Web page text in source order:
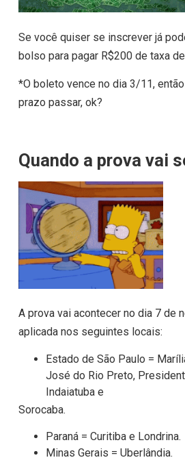
Se você quiser se inscrever já
bolso para pagar R$200 de taxa
*O boleto vence no dia 3/11,
prazo passar, ok?
Quando a prova vai
A prova vai acontecer no dia 7 de
aplicada nos seguintes locais:
Estado de São Paulo =
José do Rio Preto,
Indaiatuba e
Sorocaba.
Paraná = Curitiba e Londrina.
Minas Gerais = Uberlândia.